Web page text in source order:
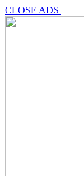
CLOSE ADS